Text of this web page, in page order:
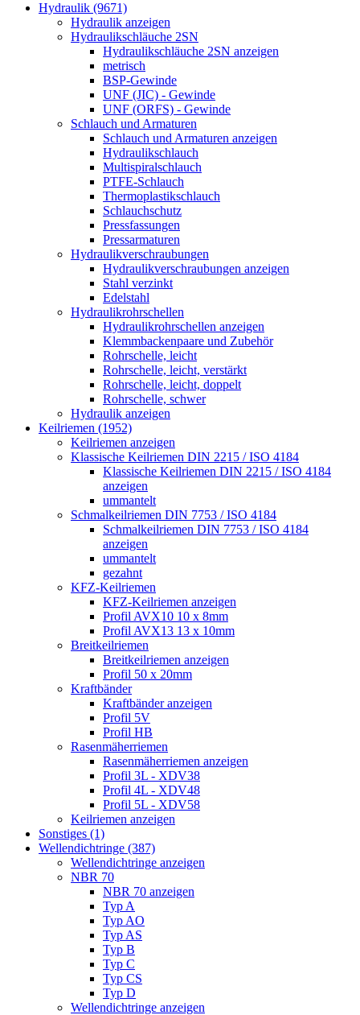
Hydraulik (9671)
Hydraulik anzeigen
Hydraulikschläuche 2SN
Hydraulikschläuche 2SN anzeigen
metrisch
BSP-Gewinde
UNF (JIC) - Gewinde
UNF (ORFS) - Gewinde
Schlauch und Armaturen
Schlauch und Armaturen anzeigen
Hydraulikschlauch
Multispiralschlauch
PTFE-Schlauch
Thermoplastikschlauch
Schlauchschutz
Pressfassungen
Pressarmaturen
Hydraulikverschraubungen
Hydraulikverschraubungen anzeigen
Stahl verzinkt
Edelstahl
Hydraulikrohrschellen
Hydraulikrohrschellen anzeigen
Klemmbackenpaare und Zubehör
Rohrschelle, leicht
Rohrschelle, leicht, verstärkt
Rohrschelle, leicht, doppelt
Rohrschelle, schwer
Hydraulik anzeigen
Keilriemen (1952)
Keilriemen anzeigen
Klassische Keilriemen DIN 2215 / ISO 4184
Klassische Keilriemen DIN 2215 / ISO 4184
anzeigen
ummantelt
Schmalkeilriemen DIN 7753 / ISO 4184
Schmalkeilriemen DIN 7753 / ISO 4184
anzeigen
ummantelt
gezahnt
KFZ-Keilriemen
KFZ-Keilriemen anzeigen
Profil AVX10 10 x 8mm
Profil AVX13 13 x 10mm
Breitkeilriemen
Breitkeilriemen anzeigen
Profil 50 x 20mm
Kraftbänder
Kraftbänder anzeigen
Profil 5V
Profil HB
Rasenmäherriemen
Rasenmäherriemen anzeigen
Profil 3L - XDV38
Profil 4L - XDV48
Profil 5L - XDV58
Keilriemen anzeigen
Sonstiges (1)
Wellendichtringe (387)
Wellendichtringe anzeigen
NBR 70
NBR 70 anzeigen
Typ A
Typ AO
Typ AS
Typ B
Typ C
Typ CS
Typ D
Wellendichtringe anzeigen